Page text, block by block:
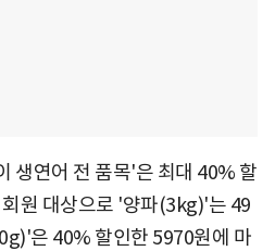
생연어 전 품목'은 최대 40% 할
원 대상으로 '양파(3kg)'는 49
은 40% 할인한 5970원에 마